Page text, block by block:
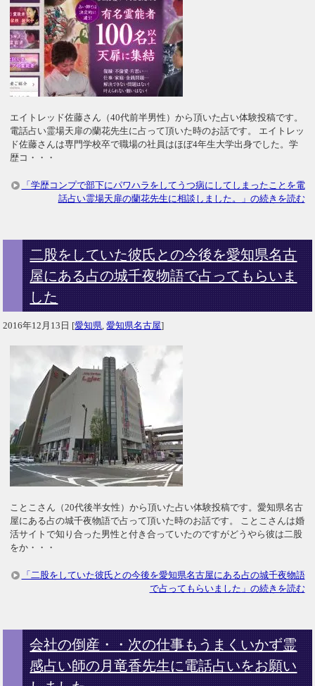
エイトレッド佐藤さん（40代前半男性）から頂いた占い体験投稿です。
電話占い霊場天扉の蘭花先生に占って頂いた時のお話です。 エイトレッ
ド佐藤さんは専門学校卒で職場の社員はほぼ4年生大学出身でした。学
歴コ・・・
「学歴コンプで部下にパワハラをしてうつ病にしてしまったことを電
話占い霊場天扉の蘭花先生に相談しました。」の続きを読む
二股をしていた彼氏との今後を愛知県名古
屋にある占の城千夜物語で占ってもらいま
した
2016年12月13日 [愛知県 ,愛知県名古屋]
ことこさん（20代後半女性）から頂いた占い体験投稿です。愛知県名古
屋にある占の城千夜物語で占って頂いた時のお話です。 ことこさんは婚
活サイトで知り合った男性と付き合っていたのですがどうやら彼は二股
をか・・・
「二股をしていた彼氏との今後を愛知県名古屋にある占の城千夜物語
で占ってもらいました」の続きを読む
会社の倒産・・次の仕事もうまくいかず霊
感占い師の月竜香先生に電話占いをお願い